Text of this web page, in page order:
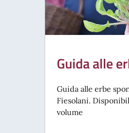
Guida alle
Guida alle erbe
Fiesolani.
volume